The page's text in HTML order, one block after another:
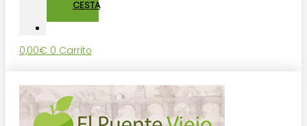
CESTA
0,00€ 0 Carrito